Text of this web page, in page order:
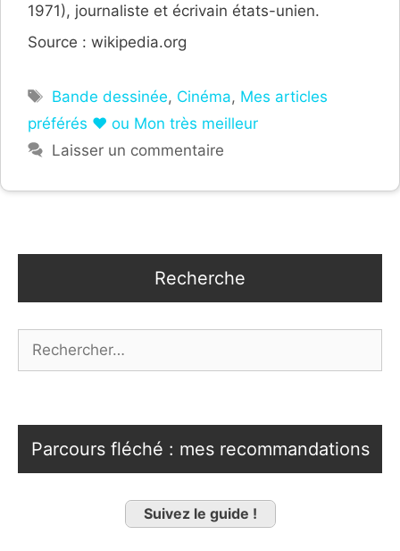
1971), journaliste et écrivain états-unien.
Source : wikipedia.org
Étiquettes
Bande dessinée, Cinéma, Mes articles
préférés ❤ ou Mon très meilleur
Laisser un commentaire
Recherche
Parcours fléché : mes recommandations
Suivez le guide !